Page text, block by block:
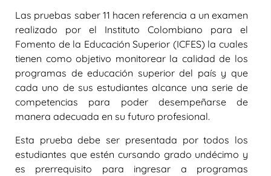
Las pruebas saber 11 hacen referencia a un examen
realizado por el Instituto Colombiano para el
Fomento de la Educación Superior (ICFES) la cuales
tienen como objetivo monitorear la calidad de los
programas de educación superior del país y que
cada uno de sus estudiantes alcance una serie de
competencias para poder desempeñarse de
manera adecuada en su futuro profesional.
Esta prueba debe ser presentada por todos los
estudiantes que estén cursando grado undécimo y
es prerrequisito para ingresar a programas